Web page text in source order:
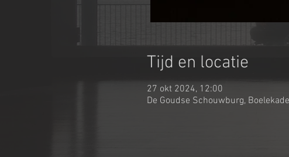
Tijd en locatie
27 okt 2024, 12:00
De Goudse Schouwburg,